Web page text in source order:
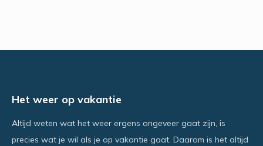
Het weer op vakantie
Altijd weten wat het weer ergens ongeveer gaat zijn, is
precies wat je wil als je op vakantie gaat. Daarom is het altijd